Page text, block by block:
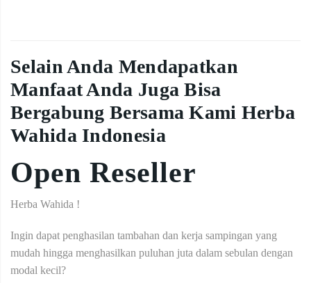
Selain Anda Mendapatkan
Manfaat Anda Juga Bisa
Bergabung Bersama Kami Herba
Wahida Indonesia
Open Reseller
Herba Wahida !
Ingin dapat penghasilan tambahan dan kerja sampingan yang
mudah hingga menghasilkan puluhan juta dalam sebulan dengan
modal kecil?